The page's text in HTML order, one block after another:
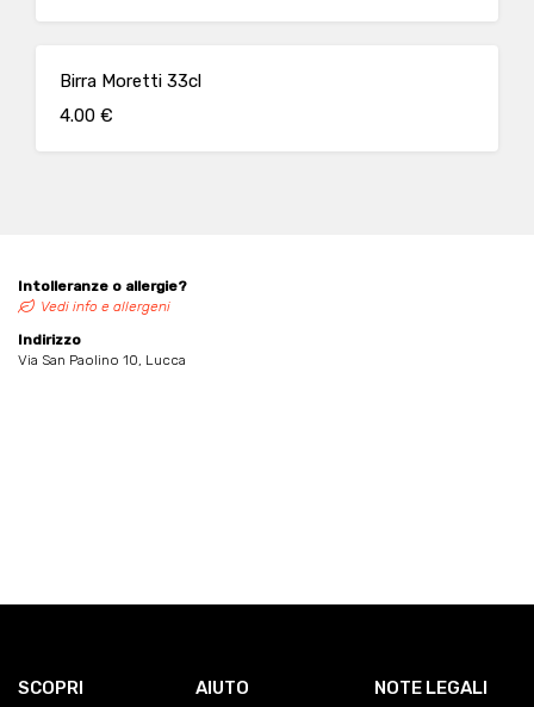
Birra Moretti 33cl
4.00 €
Intolleranze o allergie?
Vedi info e allergeni
Indirizzo
Via San Paolino 10, Lucca
SCOPRI AIUTO NOTE LEGALI